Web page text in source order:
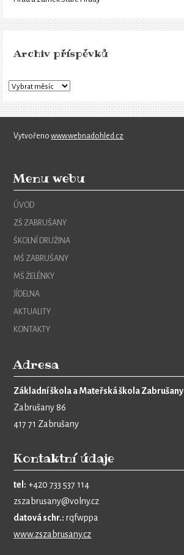
Archiv příspěvků
Vytvořenowww.webnadohled.cz
Menu webu
ÚVOD
ZŠ ZABRUŠANY
ŠKOLNÍ DRUŽINA
MŠ ZABRUŠANY
MŠ ŽELÉNKY
JÍDELNA
AKTUALITY
KONTAKTY
Adresa
Základní škola a Mateřská škola Zabrušany
Zabrušany 86
417 71 Zabrušany
Kontaktní údaje
tel: +420 733 537 114
zszabrusany@volny.cz
datová schr.: rqfwppa
www.zszabrusany.cz